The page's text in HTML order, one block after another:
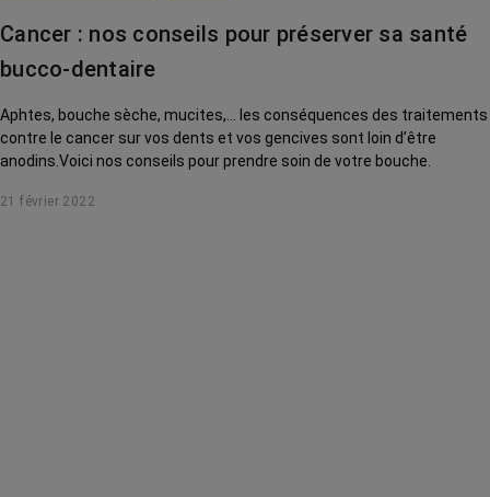
Cancer : nos conseils pour préserver sa santé
bucco-dentaire
Aphtes, bouche sèche, mucites,... les conséquences des traitements
contre le cancer sur vos dents et vos gencives sont loin d’être
anodins.Voici nos conseils pour prendre soin de votre bouche.
21 février 2022